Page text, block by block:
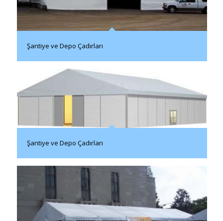
Şantiye ve Depo Çadırları
Şantiye ve Depo Çadırları